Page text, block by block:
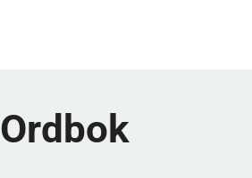
Ordbok